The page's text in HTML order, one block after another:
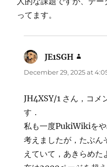
ってます。
JE1SGH
December 29, 2025 at
JH4XSY/1 さん，コメ
す．
私も一度PukiWikiをや
考えましたが，たぶん
えていて，あきらめた